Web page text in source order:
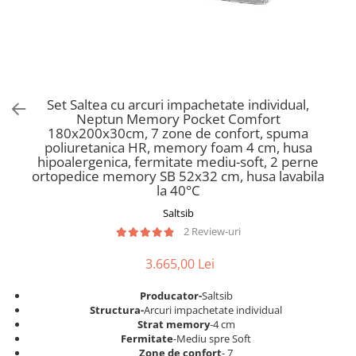
Saltele Memory Pocket
Saltele cu plasa arcuri
Saltele cu spuma
Saltele cu spuma
Saltele cu spuma poliuretanica
Saltele 180x200
Top saltele
Scaune pentru living
Seturi comode living si vitrine
Mobila living
Comode living
Birouri
Scaune pentru birou
Scaune pentru vizitatori
Scaune birou copii
Scaune resigilate
Scaune gradinita
Scaune conferinta
Set Saltea cu arcuri impachetate individual,
Neptun Memory Pocket Comfort
180x200x30cm, 7 zone de confort, spuma
poliuretanica HR, memory foam 4 cm, husa
hipoalergenica, fermitate mediu-soft, 2 perne
ortopedice memory SB 52x32 cm, husa lavabila
la 40°C
Saltsib
2 Review-uri
3.665,00 Lei
Producator-Saltsib
Structura-Arcuri impachetate individual
Strat memory-4 cm
Fermitate-Mediu spre Soft
Zone de confort- 7